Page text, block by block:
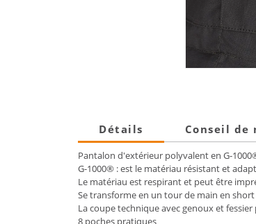
Détails Conseil de
Pantalon d'extérieur polyvalent en G-
G-1000® : est le matériau résistant et
Le matériau est respirant et peut être
Se transforme en un tour de main en
La coupe technique avec genoux et
8 poches pratiques